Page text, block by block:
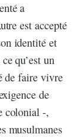
a
est accepté
identité et
qu’est un
de faire vivre
de
colonial -,
musulmanes